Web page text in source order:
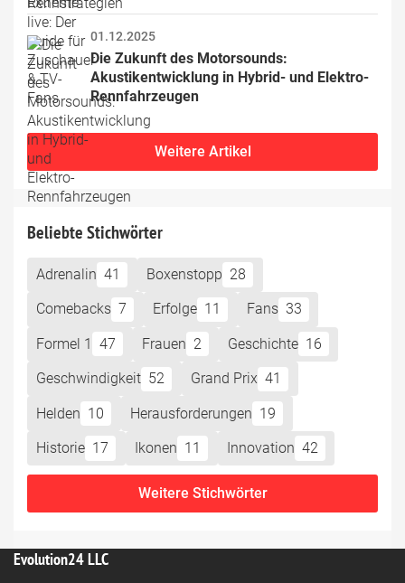
01.12.2025
Die Zukunft des Motorsounds:
Akustikentwicklung in Hybrid- und Elektro-
Rennfahrzeugen
Weitere Artikel
Beliebte Stichwörter
Adrenalin 41 Boxenstopp 28
Comebacks 7 Erfolge 11 Fans 33
Formel 1 47 Frauen 2 Geschichte 16
Geschwindigkeit 52 Grand Prix 41
Helden 10 Herausforderungen 19
Historie 17 Ikonen 11 Innovation 42
Weitere Stichwörter
Evolution24 LLC